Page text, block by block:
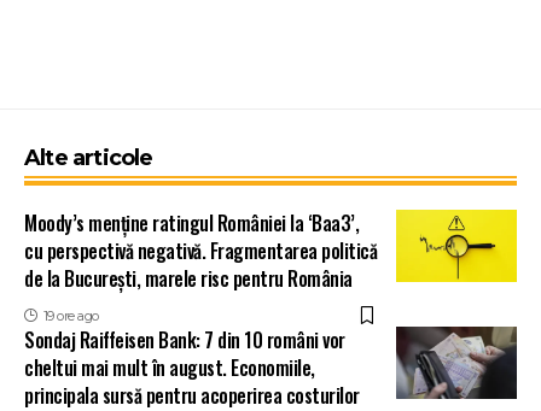
Alte articole
Moody’s menține ratingul României la ‘Baa3’,
cu perspectivă negativă. Fragmentarea politică
de la București, marele risc pentru România
19 ore ago
Sondaj Raiffeisen Bank: 7 din 10 români vor
cheltui mai mult în august. Economiile,
principala sursă pentru acoperirea costurilor